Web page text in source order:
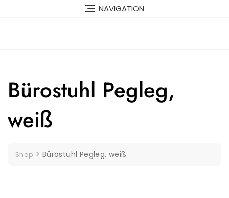
NAVIGATION
Bürostuhl Pegleg,
weiß
Shop > Bürostuhl Pegleg, weiß